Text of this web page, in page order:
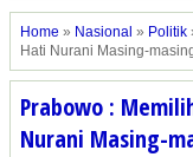
Home » Nasional » Politik
Hati Nurani Masing-
Prabowo :
Nurani Masing-